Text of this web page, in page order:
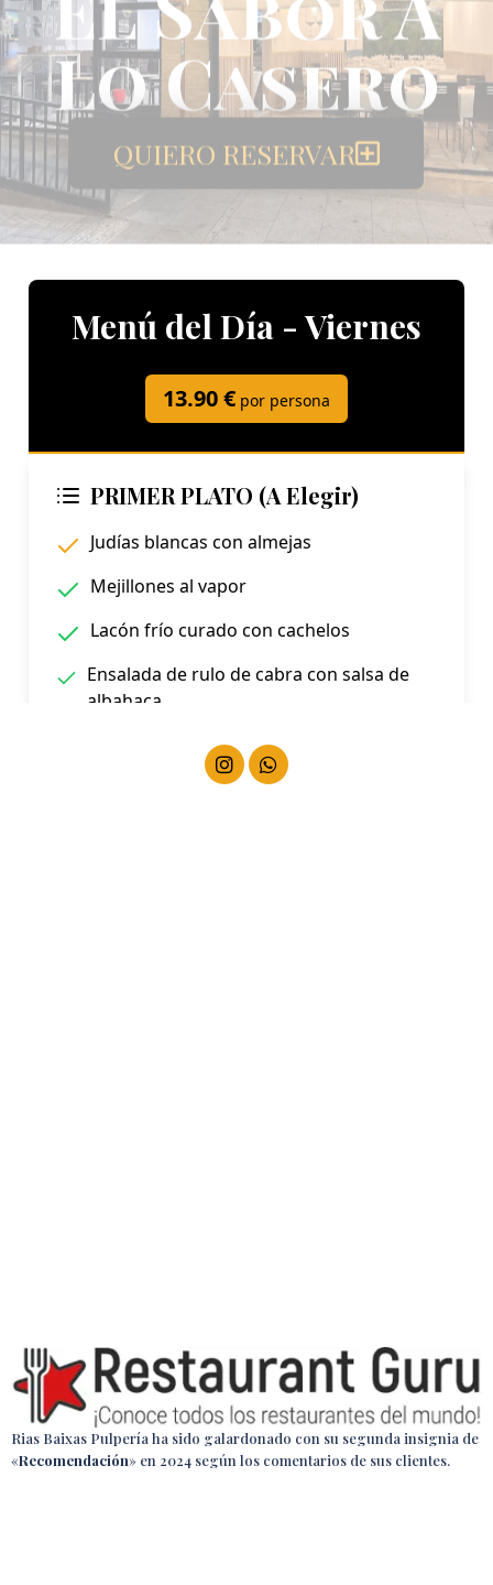
Lo Casero
QUIERO RESERVAR
Rias Baixas Pulpería ha sido galardonado con su segunda insignia de
«Recomendación» en 2024 según los comentarios de sus clientes.